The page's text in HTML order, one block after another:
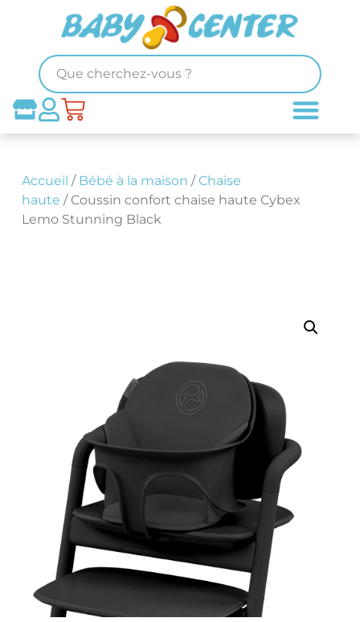
Accueil / Bébé à la maison /Chaise
haute / Coussin confort chaise haute Cybex
Lemo Stunning Black